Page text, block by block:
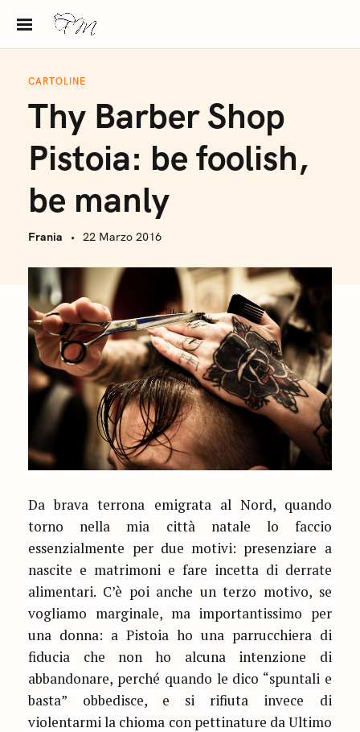
i
CARTOLINE
Thy Barber Shop
Pistoia: be foolish,
be manly
Frania 22 Marzo 2016
Da brava terrona emigrata al Nord, quando
torno nella mia città natale lo faccio
essenzialmente per due motivi: presenziare a
nascite e matrimoni e fare incetta di derrate
alimentari. C’è poi anche un terzo motivo, se
vogliamo marginale, ma importantissimo per
una donna: a Pistoia ho una parrucchiera di
fiducia che non ho alcuna intenzione di
abbandonare, perché quando le dico “spuntali e
basta” obbedisce, e si rifiuta invece di
violentarmi la chioma con pettinature da Ultimo